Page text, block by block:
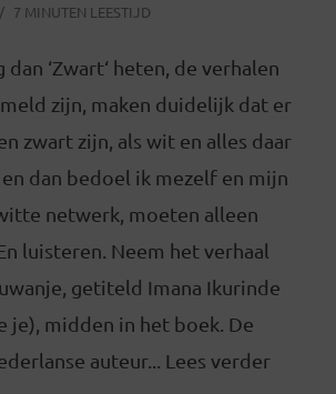
7 MINUTEN LEESTIJD
‘Zwart‘ heten, de verhalen
zijn, maken duidelijk dat er
zwart zijn, als wit en alles daar
dan bedoel ik mezelf en mijn
netwerk, moeten alleen
luisteren. Neem het verhaal
getiteld Imana Ikurinde
je), midden in het boek. De
auteur... Lees verder